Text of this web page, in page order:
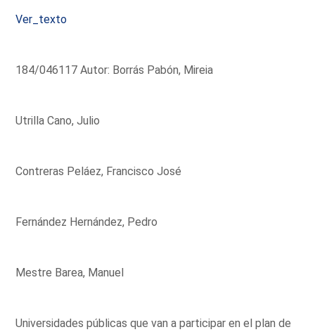
Ver_texto
184/046117 Autor: Borrás Pabón, Mireia
Utrilla Cano, Julio
Contreras Peláez, Francisco José
Fernández Hernández, Pedro
Mestre Barea, Manuel
Universidades públicas que van a participar en el plan de